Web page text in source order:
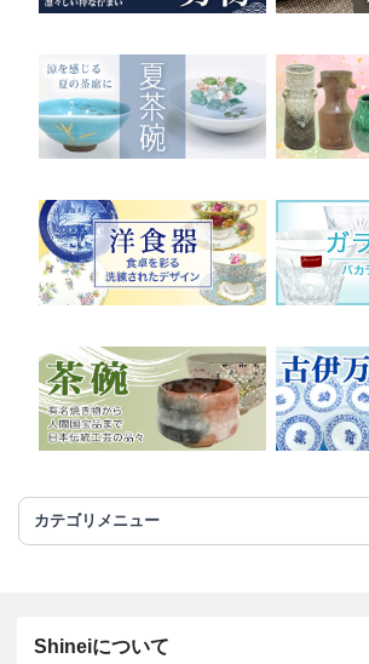
カテゴリメニュー
Shineiについて